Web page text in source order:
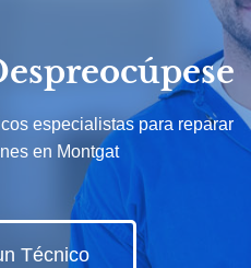
especialistas para reparar
en Montgat
Técnico